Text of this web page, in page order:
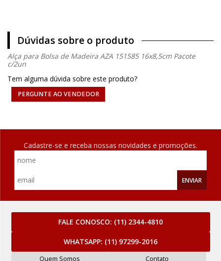
Dúvidas sobre o produto
Alça para Bolsa de Madeira AZA 151585 16x8,5cm Pacote
c/2un
Tem alguma dúvida sobre este produto?
PERGUNTE AO VENDEDOR
Cadastre-se e receba nossas novidades e promoções.
ENVIAR
FALE CONOSCO: (11) 2344-4810
WHATSAPP: (11) 97299-2016
Quem Somos Contato